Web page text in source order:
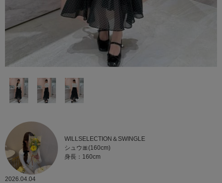
WILLSELECTION＆SWINGLE
シュウ🎀(160cm)
身長：160cm
2026.04.04